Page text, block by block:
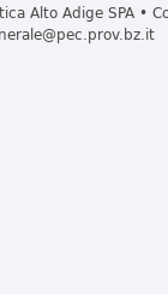
Alto Adige SPA •